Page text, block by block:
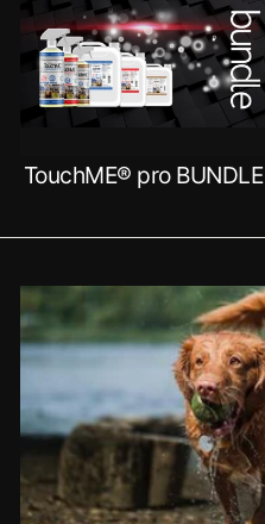
TouchME® pro BUNDLE